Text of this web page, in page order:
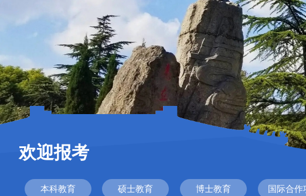
欢迎报考
本科教育 硕士教育 博士教育 国际合作